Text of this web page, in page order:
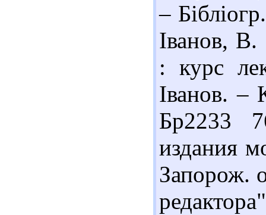
–
Іванов,
: курс
Іванов.
Бр2233
издания
Запорож.